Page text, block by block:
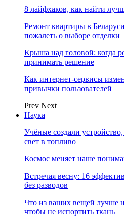
8 лайфхаков, как найти
Ремонт квартиры в
пожалеть о выборе отделки
Крыша над головой: когда
принимать решение
Как интернет-сервисы
привычки пользователей
Prev Next
Наука
Учёные создали
свет в топливо
Космос меняет наше
Встречая весну: 16
без разводов
Что из ваших вещей лучше
чтобы не испортить ткань